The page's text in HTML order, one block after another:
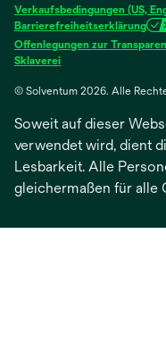
Registerkarte
geöffnet
Registerkarte
geöffnetgeöffnet
Verkaufsbedingungen (US,
Barrierefreiheitserklärung
Offenlegungen zur
Sklavereiwird
einer
Registerkarte
geöffnet
© Solventum 2026. Alle
Soweit auf dieser
verwendet wird, dient
Lesbarkeit. Alle
gleichermaßen für alle